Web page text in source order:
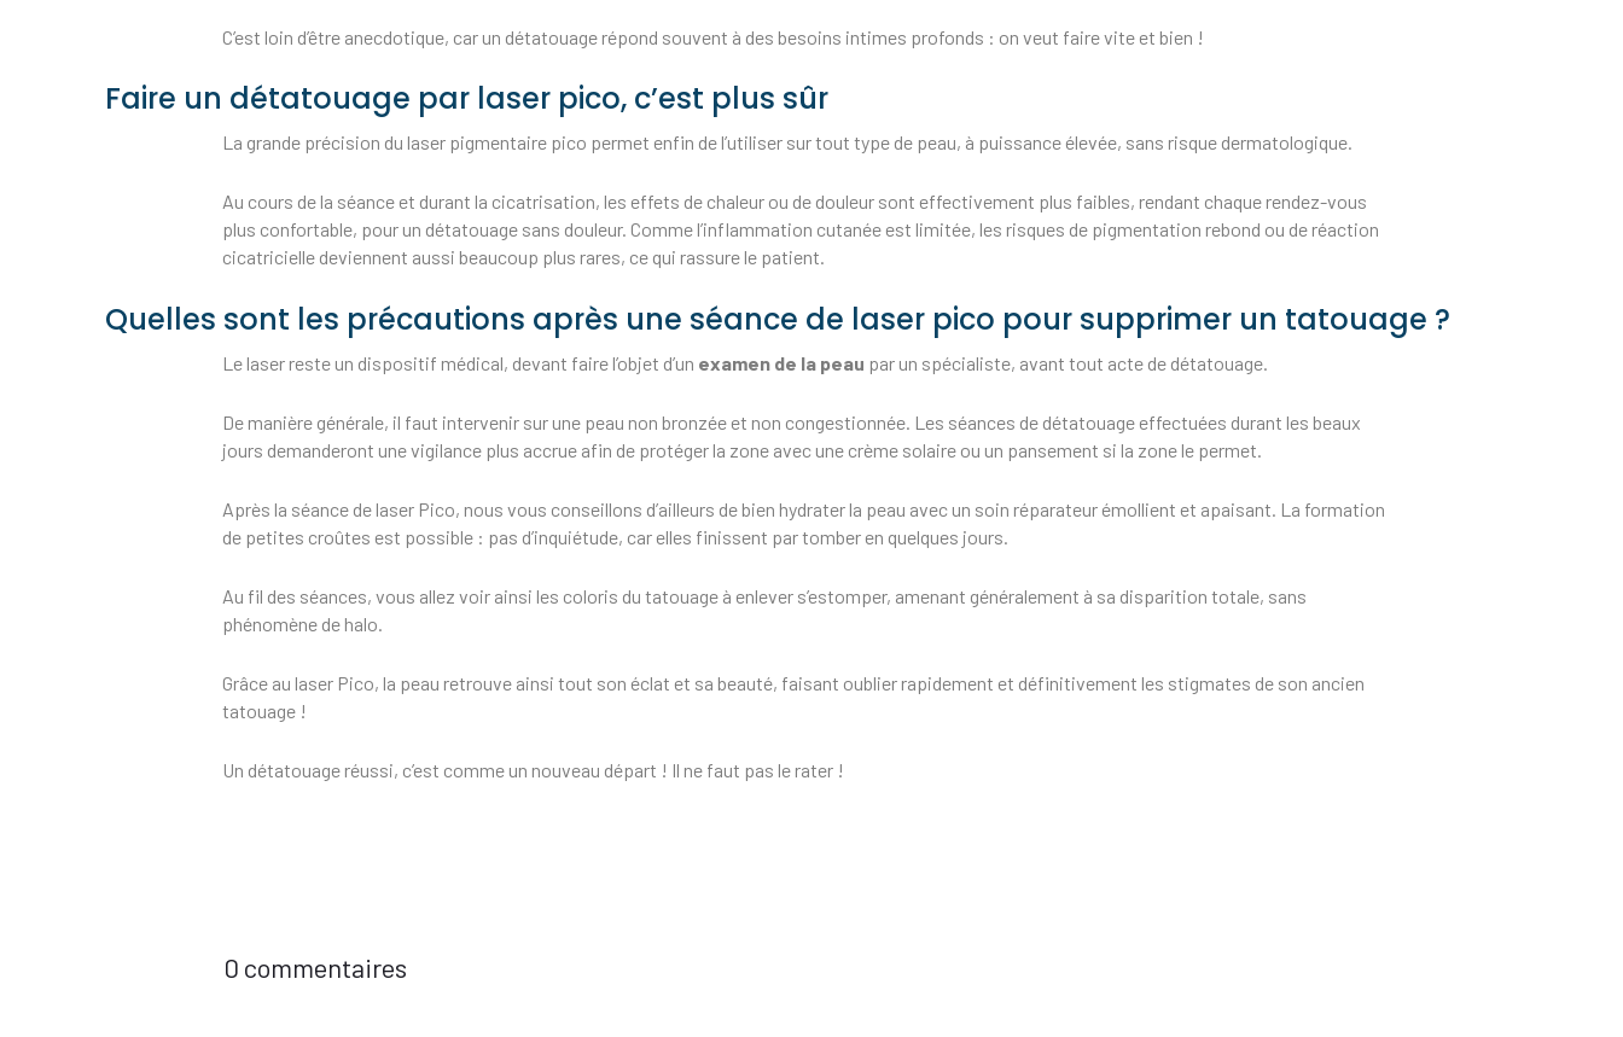
C’est loin d’être anecdotique, car un détatouage répond souvent à des besoins intimes profonds : on veut faire vite et bien !
Faire un détatouage par laser pico, c’est plus sûr
La grande précision du laser pigmentaire pico permet enfin de l’utiliser sur tout type de peau, à puissance élevée, sans risque dermatologique.
Au cours de la séance et durant la cicatrisation, les effets de chaleur ou de douleur sont effectivement plus faibles, rendant chaque rendez-vous
plus confortable, pour un détatouage sans douleur. Comme l’inflammation cutanée est limitée, les risques de pigmentation rebond ou de réaction
cicatricielle deviennent aussi beaucoup plus rares, ce qui rassure le patient.
Quelles sont les précautions après une séance de laser pico pour supprimer un tatouage ?
Le laser reste un dispositif médical, devant faire l’objet d’un examen de la peau par un spécialiste, avant tout acte de détatouage.
De manière générale, il faut intervenir sur une peau non bronzée et non congestionnée. Les séances de détatouage effectuées durant les beaux
jours demanderont une vigilance plus accrue afin de protéger la zone avec une crème solaire ou un pansement si la zone le permet.
Après la séance de laser Pico, nous vous conseillons d’ailleurs de bien hydrater la peau avec un soin réparateur émollient et apaisant. La formation
de petites croûtes est possible : pas d’inquiétude, car elles finissent par tomber en quelques jours.
Au fil des séances, vous allez voir ainsi les coloris du tatouage à enlever s’estomper, amenant généralement à sa disparition totale, sans
phénomène de halo.
Grâce au laser Pico, la peau retrouve ainsi tout son éclat et sa beauté, faisant oublier rapidement et définitivement les stigmates de son ancien
tatouage !
Un détatouage réussi, c’est comme un nouveau départ ! Il ne faut pas le rater !
0 commentaires